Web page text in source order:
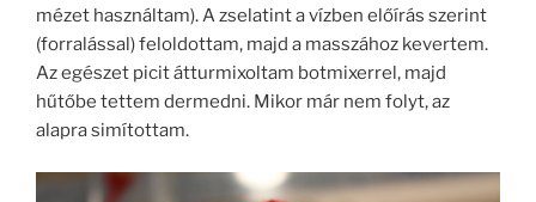
mézet használtam). A zselatint a vízben előírás szerint
(forralással) feloldottam, majd a masszához kevertem.
Az egészet picit átturmixoltam botmixerrel, majd
hűtőbe tettem dermedni. Mikor már nem folyt, az
alapra simítottam.